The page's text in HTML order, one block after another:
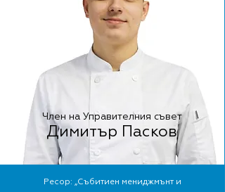
Член на Управителния съвет
Димитър Пасков
Ресор: „Събитиен мениджмънт и